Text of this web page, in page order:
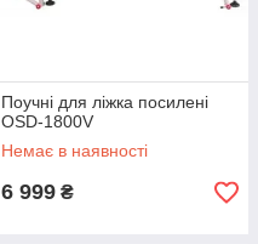
Поучні для ліжка посилені
OSD-1800V
Немає в наявності
6 999 ₴